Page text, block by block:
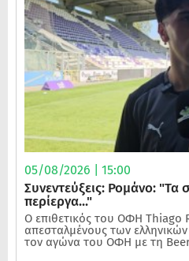
05/08/2026 | 15:00
Συνεντεύξεις: Ρομάνο: "Τα
περίεργα..."
Ο επιθετικός του ΟΦΗ Thiago
απεσταλμένους των
τον αγώνα του ΟΦΗ με τη